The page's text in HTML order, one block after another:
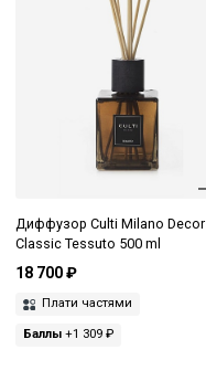
Диффузор Culti Milano Decor
Classic Tessuto 500 ml
18 700 ₽
Плати частями
Баллы +1 309 ₽